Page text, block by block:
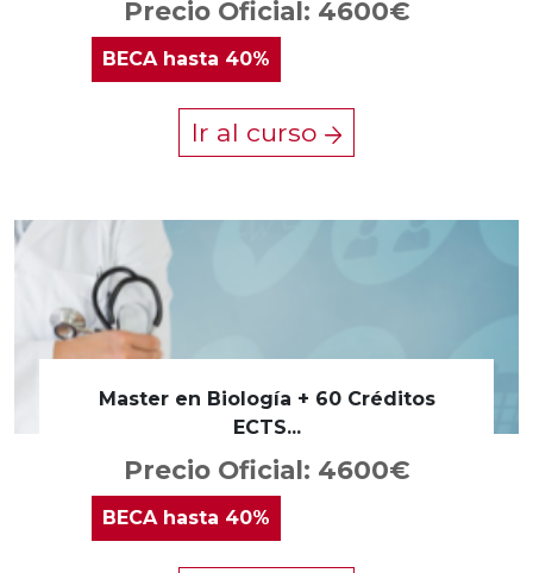
Precio Oficial: 4600€
BECAhasta 40%
Ir al curso
Master en Biología + 60 Créditos
ECTS...
Precio Oficial: 4600€
BECA hasta 40%